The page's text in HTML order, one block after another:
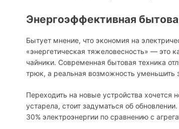
Энергоэффективная
Бытует мнение, что экономия на
«энергетическая тяжеловесность» — это
чайники. Современная бытовая техника
трюк, а реальная возможность уменьшить
Переходить на новые устройства хочется
устарела, стоит задуматься об
30% электроэнергии по сравнению с